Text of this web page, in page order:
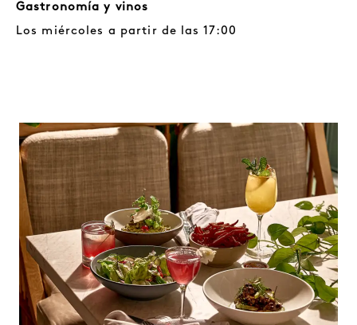
Gastronomía y vinos
Los miércoles a partir de las 17:00